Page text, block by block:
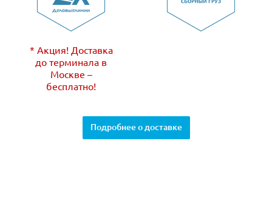
* Акция! Доставка
до терминала в
Москве –
бесплатно!
Подробнее о доставке